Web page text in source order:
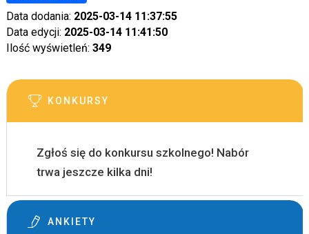
Data dodania: 2025-03-14 11:37:55
Data edycji: 2025-03-14 11:41:50
Ilość wyświetleń: 349
KONKURSY
Zgłoś się do konkursu szkolnego! Nabór
trwa jeszcze kilka dni!
ANKIETY